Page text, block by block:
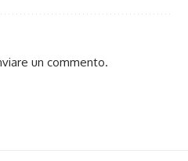
un commento.